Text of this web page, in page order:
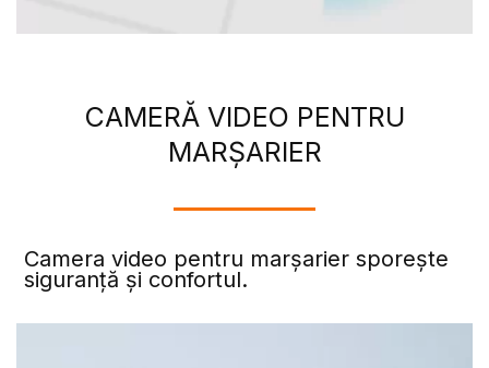
CAMERĂ VIDEO PENTRU
MARȘARIER
Camera video pentru marșarier sporește
siguranță și confortul.